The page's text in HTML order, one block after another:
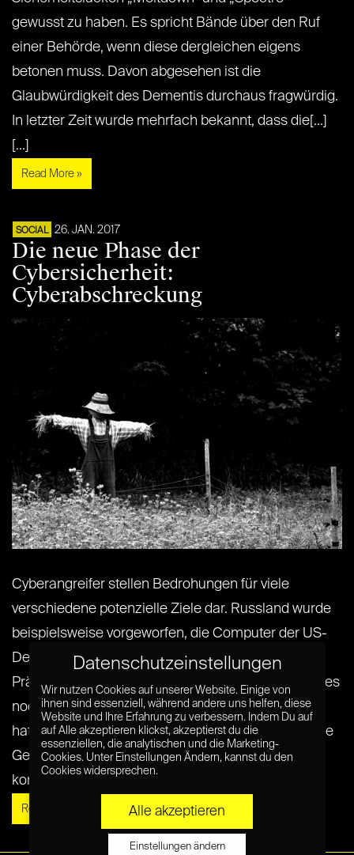
gewusst zu haben. Es spricht Bände über den Ruf
einer Behörde, wenn diese dergleichen eigens
betonen muss. Davon abgesehen ist die
Glaubwürdigkeit des Dementis durchaus fragwürdig.
In letzter Zeit wurde mehrfach bekannt, dass die[...]
[...]
Read More »
SOCIAL 26. JAN. 2017
Die neue Phase der
Cybersicherheit:
Cyberabschreckung
Cyberangreifer stellen Bedrohungen für viele
verschiedene potenzielle Ziele dar. Russland wurde
beispielsweise vorgeworfen, die Computer der US-
Demokraten gehackt und so in die US-
Präsidentenwahl eingegriffen zu haben. Dann gab es
noch den unbekannten Angreifer, der es geschafft
hatte, durch Tausende mit dem Internet verbundene
Geräte, die durch die Mirai-Schadsoftware
kompromittiert waren,[...] [...]
Read More »
Datenschutzeinstellungen
Wir nutzen Cookies auf unserer Website. Einige von
ihnen sind essenziell, während andere uns helfen, diese
Website und Ihre Erfahrung zu verbessern. Indem Du auf
auf Alle akzeptieren klickst, akzeptierst du die
essenziellen, die analytischen und die Marketing-
Cookies. Unter Einstellungen Ändern, kannst du den
Cookies widersprechen.
Alle akzeptieren
Einstellungen ändern